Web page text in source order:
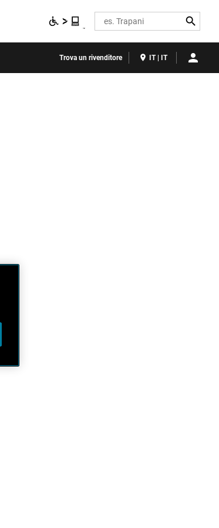
Search
Trova un rivenditore IT | IT